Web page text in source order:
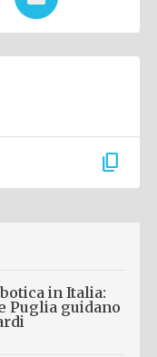
content_copy
in Italia:
Puglia guidano